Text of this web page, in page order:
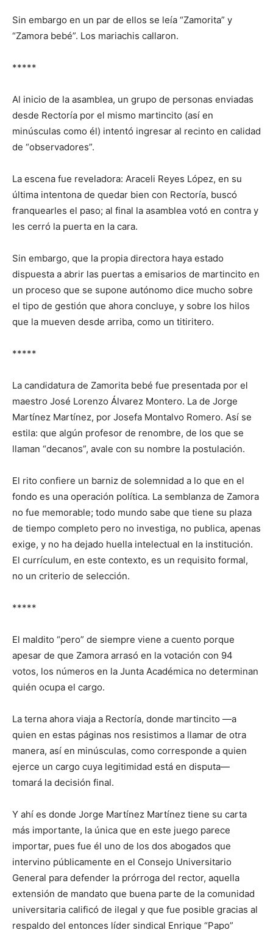
Sin embargo en un par de ellos se leía “Zamorita” y
“Zamora bebé”. Los mariachis callaron.
*****
Al inicio de la asamblea, un grupo de personas enviadas
desde Rectoría por el mismo martincito (así en
minúsculas como él) intentó ingresar al recinto en calidad
de “observadores”.
La escena fue reveladora: Araceli Reyes López, en su
última intentona de quedar bien con Rectoría, buscó
franquearles el paso; al final la asamblea votó en contra y
les cerró la puerta en la cara.
Sin embargo, que la propia directora haya estado
dispuesta a abrir las puertas a emisarios de martincito en
un proceso que se supone autónomo dice mucho sobre
el tipo de gestión que ahora concluye, y sobre los hilos
que la mueven desde arriba, como un titiritero.
*****
La candidatura de Zamorita bebé fue presentada por el
maestro José Lorenzo Álvarez Montero. La de Jorge
Martínez Martínez, por Josefa Montalvo Romero. Así se
estila: que algún profesor de renombre, de los que se
llaman “decanos”, avale con su nombre la postulación.
El rito confiere un barniz de solemnidad a lo que en el
fondo es una operación política. La semblanza de Zamora
no fue memorable; todo mundo sabe que tiene su plaza
de tiempo completo pero no investiga, no publica, apenas
exige, y no ha dejado huella intelectual en la institución.
El currículum, en este contexto, es un requisito formal,
no un criterio de selección.
*****
El maldito “pero” de siempre viene a cuento porque
apesar de que Zamora arrasó en la votación con 94
votos, los números en la Junta Académica no determinan
quién ocupa el cargo.
La terna ahora viaja a Rectoría, donde martincito —a
quien en estas páginas nos resistimos a llamar de otra
manera, así en minúsculas, como corresponde a quien
ejerce un cargo cuya legitimidad está en disputa—
tomará la decisión final.
Y ahí es donde Jorge Martínez Martínez tiene su carta
más importante, la única que en este juego parece
importar, pues fue él uno de los dos abogados que
intervino públicamente en el Consejo Universitario
General para defender la prórroga del rector, aquella
extensión de mandato que buena parte de la comunidad
universitaria calificó de ilegal y que fue posible gracias al
respaldo del entonces líder sindical Enrique “Papo”